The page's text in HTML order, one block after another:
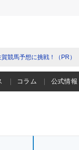
競馬予想に挑戦！（PR）
コラム 公式情報